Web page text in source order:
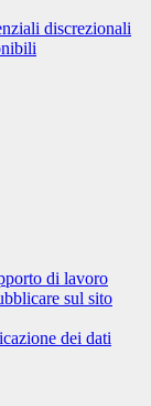
discrezionali
di lavoro
sul sito
dei dati